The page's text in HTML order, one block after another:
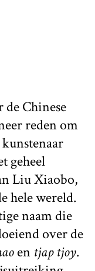
de Chinese
reden om
geheel
Liu Xiaobo,
hele wereld.
naam die
over de
en tjap tjoy.